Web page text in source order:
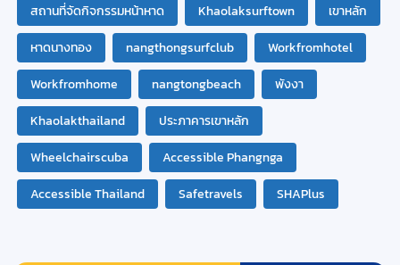
สถานที่จัดกิจกรรมหน้าหาด
Khaolaksurftown
เขาหลัก
หาดนางทอง
nangthongsurfclub
Workfromhotel
Workfromhome
nangtongbeach
พังงา
Khaolakthailand
ประภาคารเขาหลัก
Wheelchairscuba
Accessible Phangnga
Accessible Thailand
Safetravels SHAPlus